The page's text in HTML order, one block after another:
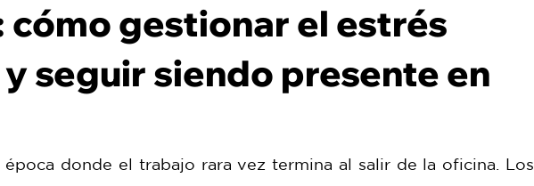
cómo gestionar el estrés
seguir siendo presente en
donde el trabajo rara vez termina al salir de la oficina. Los